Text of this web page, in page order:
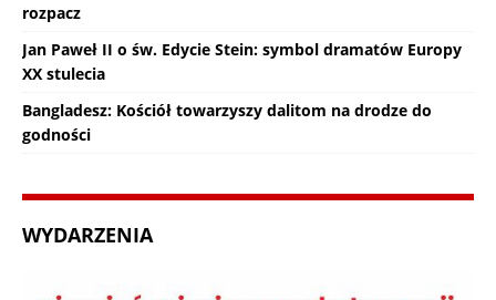
rozpacz
Jan Paweł II o św. Edycie Stein: symbol dramatów Europy
XX stulecia
Bangladesz: Kościół towarzyszy dalitom na drodze do
godności
WYDARZENIA